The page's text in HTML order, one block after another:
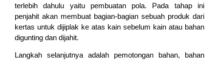
terlebih dahulu yaitu pembuatan pola. Pada tahap ini
penjahit akan membuat bagian-bagian sebuah produk dari
kertas untuk dijiplak ke atas kain sebelum kain atau bahan
digunting dan dijahit.
Langkah selanjutnya adalah pemotongan bahan, bahan